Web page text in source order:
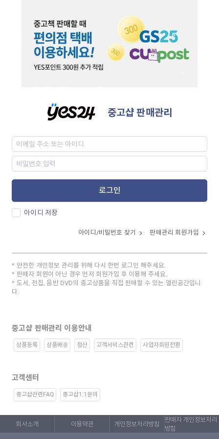
중고샵 판매관리
로그인
아이디 저장
아이디/비밀번호 찾기 판매관리 회원가입
안전한 개인정보 관리를 위해 다시 한번 로그인 해주세요.
판매자 회원이 아닌 경우 먼저 회원가입 후 이용해 주세요.
도서, 전집, 음반 DVD의 중고상품을 직접 판매할 수 있는 열린공간입니
다.
중고샵 판매관리 이용안내
상품등록 상품배송 정산 고객서비스관련 사업자회원전환
고객센터
중고샵관련FAQ 중고샵1:1문의
회사소개 이용약관 개인정보처리방침
판매자 개인정보처리
방침